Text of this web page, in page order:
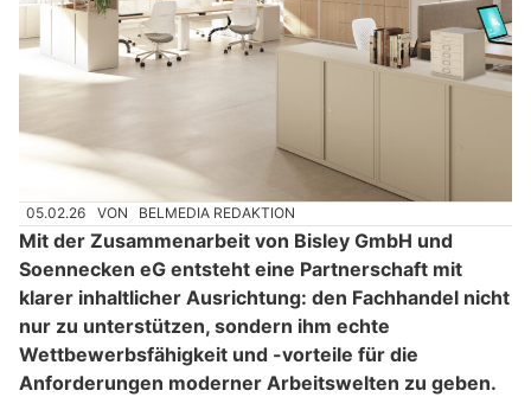
05.02.26 VON BELMEDIA REDAKTION
Mit der Zusammenarbeit von Bisley GmbH und
Soennecken eG entsteht eine Partnerschaft mit
klarer inhaltlicher Ausrichtung: den Fachhandel nicht
nur zu unterstützen, sondern ihm echte
Wettbewerbsfähigkeit und -vorteile für die
Anforderungen moderner Arbeitswelten zu geben.